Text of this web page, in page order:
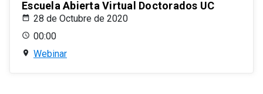
Escuela Abierta Virtual Doctorados UC
28 de Octubre de 2020
00:00
Webinar